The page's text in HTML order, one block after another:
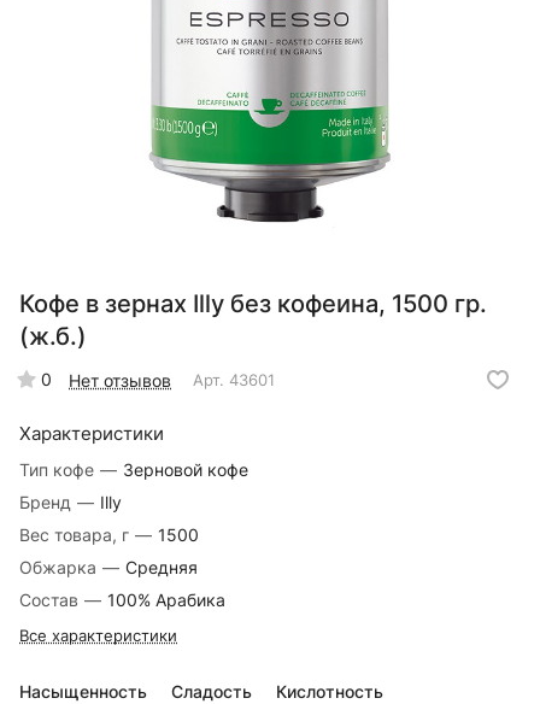
Кофе в зернах Illy без кофеина, 1500 гр.
(ж.б.)
0 Нет отзывов Арт. 43601
Характеристики
Тип кофе — Зерновой кофе
Бренд — Illy
Вес товара, г — 1500
Обжарка — Средняя
Состав — 100% Арабика
Все характеристики
Насыщенность Сладость Кислотность